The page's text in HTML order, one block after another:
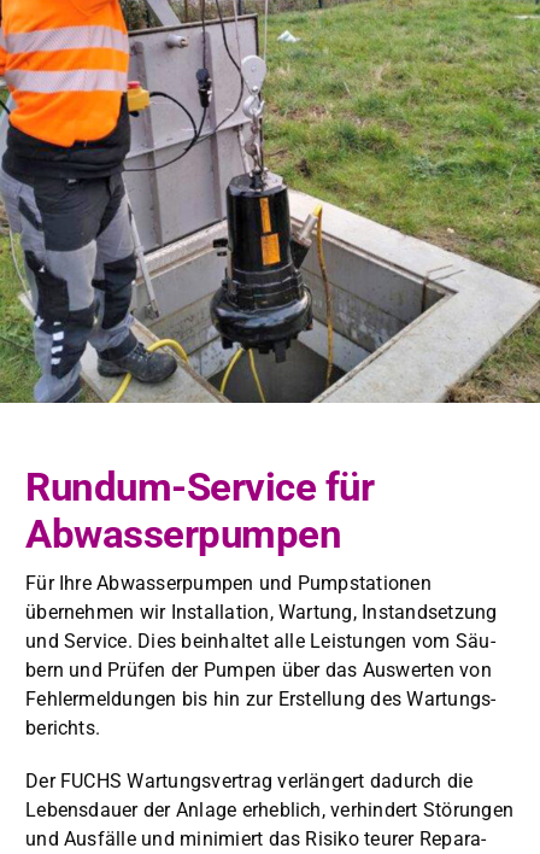
Rundum-Service für
Abwasserpumpen
Für Ihre Abwasser­pumpen und Pump­sta­tio­nen
übernehmen wir Instal­la­tion, Wartung, Instand­set­zung
und Ser­vice. Dies bein­hal­tet alle Leis­tun­gen vom Säu­
bern und Prüfen der Pumpen über das Auswerten von
Fehler­mel­dun­gen bis hin zur Erstel­lung des Wartungs­
berichts.
Der FUCHS Wartungsver­trag ver­längert dadurch die
Lebens­dauer der Anlage erhe­blich, ver­hin­dert Störun­gen
und Aus­fälle und min­imiert das Risiko teur­er Repara­